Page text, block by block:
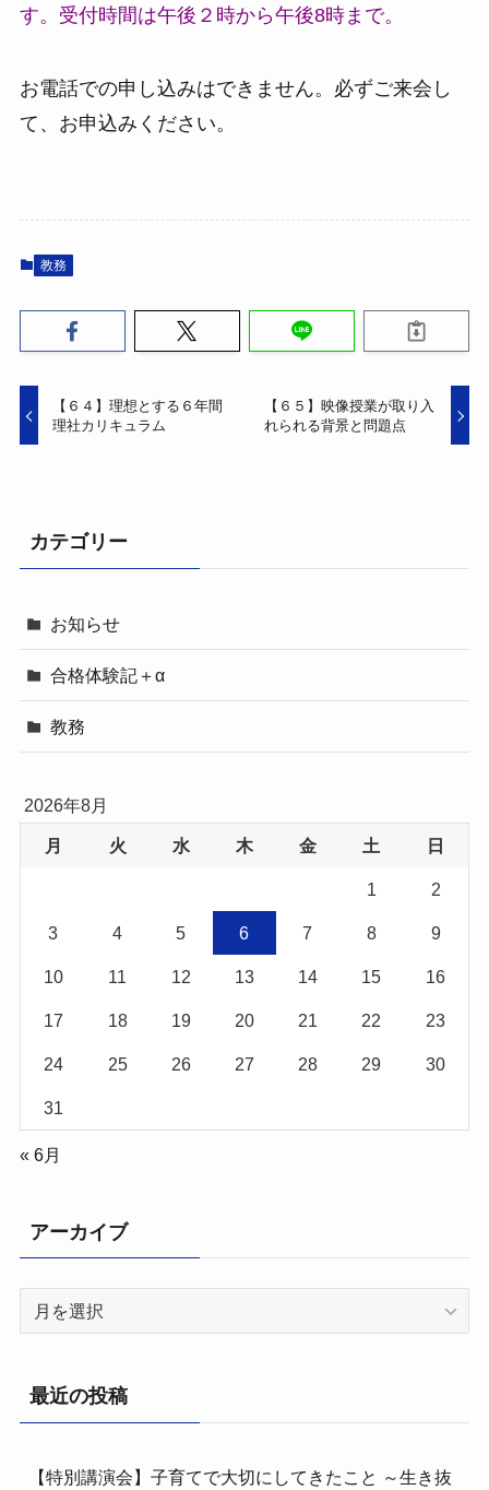
す。受付時間は午後２時から午後8時まで。
お電話での申し込みはできません。必ずご来会し
て、お申込みください。
教務
【６４】理想とする６年間
理社カリキュラム
【６５】映像授業が取り入
れられる背景と問題点
カテゴリー
お知らせ
合格体験記＋α
教務
2026年8月
月 火 水 木 金 土 日
1 2
3 4 5 6 7 8 9
10 11 12 13 14 15 16
17 18 19 20 21 22 23
24 25 26 27 28 29 30
31
« 6月
アーカイブ
ー
イ
ブ
最近の投稿
【特別講演会】子育てで大切にしてきたこと ～生き抜